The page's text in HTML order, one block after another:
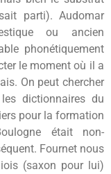
parti). Audomar
ou ancien
phonétiquement
le moment où il a
On peut chercher
dictionnaires du
pour la formation
était non-
Fournet nous
(saxon pour lui)